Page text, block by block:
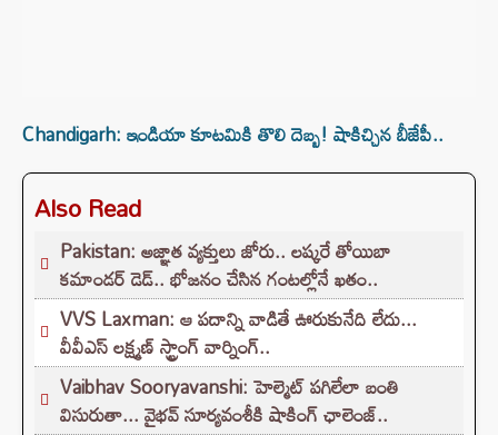
Chandigarh: ఇండియా కూటమికి తొలి దెబ్బ! షాకిచ్చిన బీజేపీ..
Also Read
Pakistan: అజ్ఞాత వ్యక్తులు జోరు.. లష్కరే తోయిబా
కమాండర్ డెడ్.. భోజనం చేసిన గంటల్లోనే ఖతం..
VVS Laxman: ఆ పదాన్ని వాడితే ఊరుకునేది లేదు...
వీవీఎస్ లక్ష్మణ్ స్ట్రాంగ్ వార్నింగ్..
Vaibhav Sooryavanshi: హెల్మెట్ పగిలేలా బంతి
విసురుతా... వైభవ్ సూర్యవంశీకి షాకింగ్ ఛాలెంజ్..